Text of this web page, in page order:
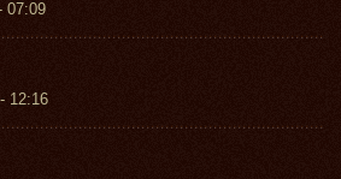
07:09
12:16